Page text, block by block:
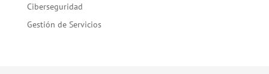
Ciberseguridad
Gestión de Servicios